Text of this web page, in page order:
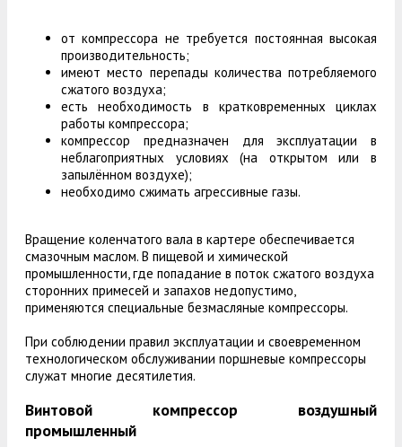
от компрессора не требуется постоянная высокая
производительность;
имеют место перепады количества потребляемого
сжатого воздуха;
есть необходимость в кратковременных циклах
работы компрессора;
компрессор предназначен для эксплуатации в
неблагоприятных условиях (на открытом или в
запылённом воздухе);
необходимо сжимать агрессивные газы.
Вращение коленчатого вала в картере обеспечивается
смазочным маслом. В пищевой и химической
промышленности, где попадание в поток сжатого воздуха
сторонних примесей и запахов недопустимо,
применяются специальные безмасляные компрессоры.
При соблюдении правил эксплуатации и своевременном
технологическом обслуживании поршневые компрессоры
служат многие десятилетия.
Винтовой компрессор воздушный
промышленный